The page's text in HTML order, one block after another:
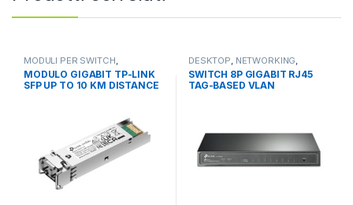
MODULI PER SWITCH
NETWORKING, RACK ,SWITCH
MODULO GIGABIT TP-LINK
SFP UP TO 10 KM DISTANCE
DESKTOP NETWORKING
SWITCH
SWITCH 8P GIGABIT RJ45
TAG-BASED VLAN